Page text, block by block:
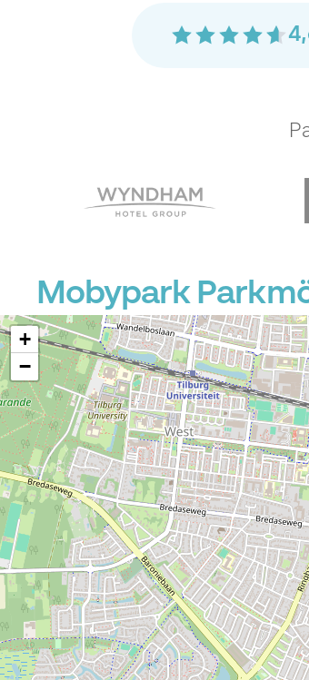
Mobypark
+
−